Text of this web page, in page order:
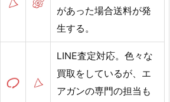
があった場合送料が発
生する。
LINE査定対応。色々な
買取をしているが、エ
アガンの専門の担当も